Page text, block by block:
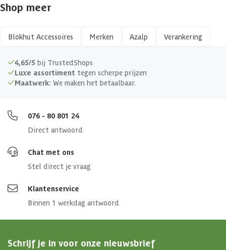
Shop meer
Blokhut Accessoires Merken Azalp Verankering
4,65/5 bij TrustedShops
Luxe assortiment tegen scherpe prijzen
Maatwerk: We maken het betaalbaar.
076 - 80 801 24
Direct antwoord
Chat met ons
Stel direct je vraag
Klantenservice
Binnen 1 werkdag antwoord
Schrijf je in voor onze nieuwsbrief